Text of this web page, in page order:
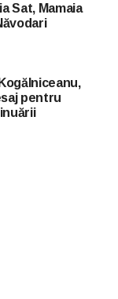
Sat, Mamaia
pentru